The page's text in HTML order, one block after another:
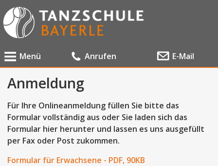
Menü Anrufen E-Mail
Anmeldung
Für Ihre Onlineanmeldung füllen Sie bitte das
Formular vollständig aus oder Sie laden sich das
Formular hier herunter und lassen es uns ausgefüllt
per Fax oder Post zukommen.
Formular für Erwachsene - PDF, 90KB